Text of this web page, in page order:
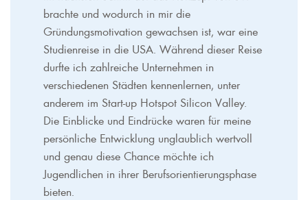
brachte und wodurch in mir die
Gründungsmotivation gewachsen ist, war eine
Studienreise in die USA. Während dieser Reise
durfte ich zahlreiche Unternehmen in
verschiedenen Städten kennenlernen, unter
anderem im Start-up Hotspot Silicon Valley.
Die Einblicke und Eindrücke waren für meine
persönliche Entwicklung unglaublich wertvoll
und genau diese Chance möchte ich
Jugendlichen in ihrer Berufsorientierungsphase
bieten.